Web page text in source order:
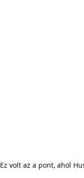
Ez volt az a pont, ahol